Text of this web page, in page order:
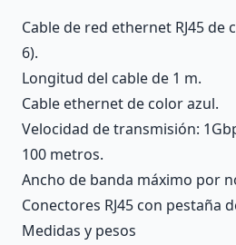
Cable de red ethernet RJ45 de
6).
Longitud del cable de 1 m.
Cable ethernet de color azul.
Velocidad de transmisión:
100 metros.
Ancho de banda máximo por
Conectores RJ45 con pestaña
Medidas y pesos